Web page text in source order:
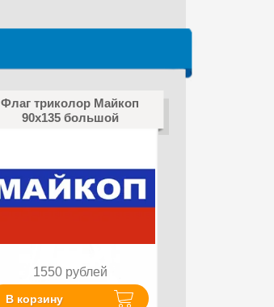
Флаг триколор Майкоп
90x135 большой
1550 рублей
В корзину